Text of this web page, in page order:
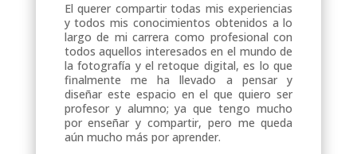
El querer compartir todas mis experiencias
y todos mis conocimientos obtenidos a lo
largo de mi carrera como profesional con
todos aquellos interesados en el mundo de
la fotografía y el retoque digital, es lo que
finalmente me ha llevado a pensar y
diseñar este espacio en el que quiero ser
profesor y alumno; ya que tengo mucho
por enseñar y compartir, pero me queda
aún mucho más por aprender.